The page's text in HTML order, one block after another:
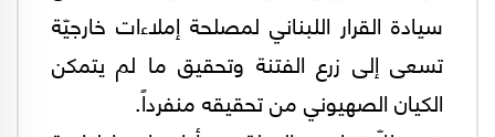
سيادة القرار اللبناني لمصلحة إملاءات خارجيّة
تسعى إلى زرع الفتنة وتحقيق ما لم يتمكن
الكيان الصهيوني من تحقيقه منفرداً.